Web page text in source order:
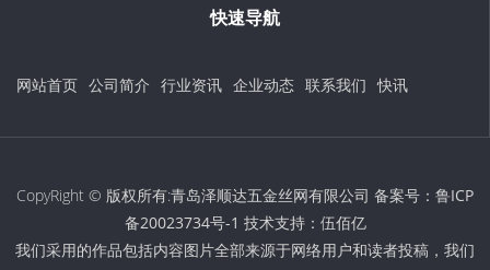
快速导航
网站首页 公司简介 行业资讯 企业动态 联系我们 快讯
CopyRight © 版权所有:青岛泽顺达五金丝网有限公司 备案号： 鲁ICP
备20023734号-1 技术支持： 伍佰亿
我们采用的作品包括内容图片全部来源于网络用户和读者投稿，我们